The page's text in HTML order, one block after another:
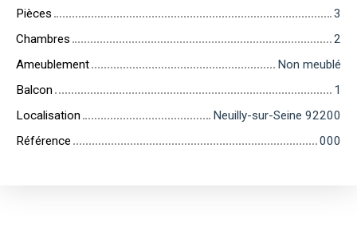
Pièces
3
Chambres
2
Ameublement
Non meublé
Balcon
1
Localisation
Neuilly-sur-Seine 92200
Référence
000